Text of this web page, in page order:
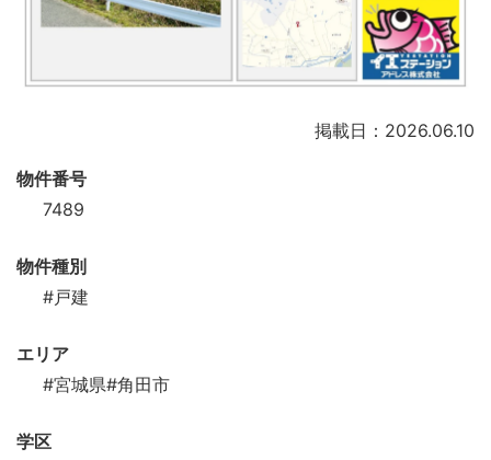
掲載日：2026.06.10
物件番号
7489
物件種別
#戸建
エリア
#宮城県#角田市
学区